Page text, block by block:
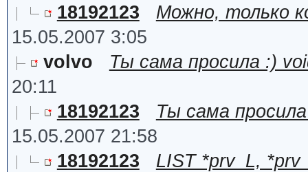
18192123
Можно, только
15.05.2007 3:05
volvo
Ты сама просила :)
20:11
18192123
Ты сама
15.05.2007 21:58
18192123
LIST *prv_L,